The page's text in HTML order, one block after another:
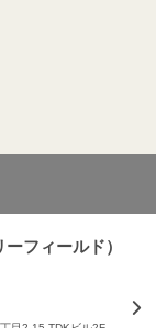
フィールド）